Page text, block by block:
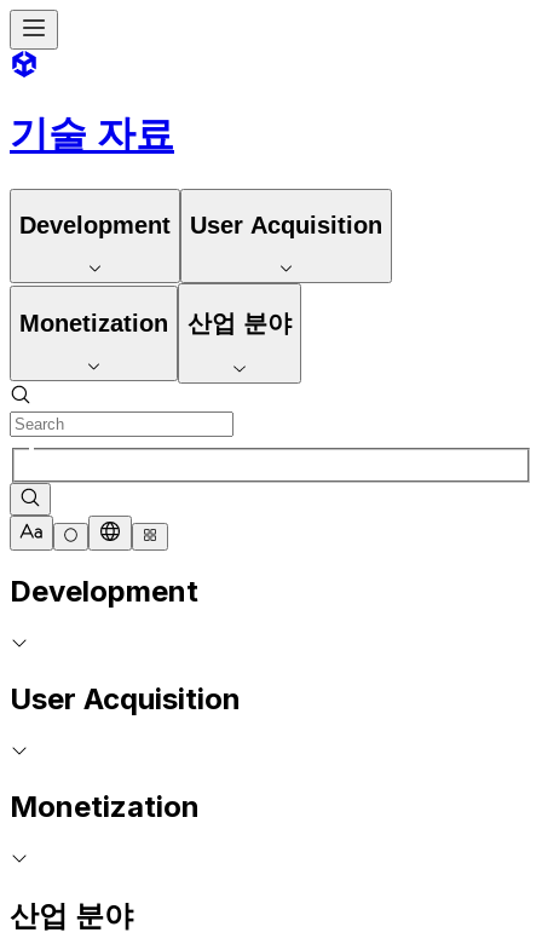
기술 자료
Development User Acquisition
Monetization 산업 분야
Development
User Acquisition
Monetization
산업 분야